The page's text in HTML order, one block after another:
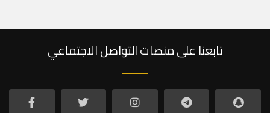
تابعنا على منصات التواصل الاجتماعي